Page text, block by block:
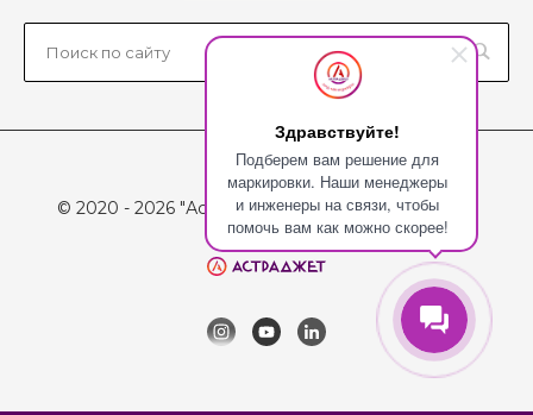
Здравствуйте!
Подберем вам решение для
маркировки. Наши менеджеры
и инженеры на связи, чтобы
помочь вам как можно скорее!
© 2020 - 2026 "Астраджет", Все права защищены